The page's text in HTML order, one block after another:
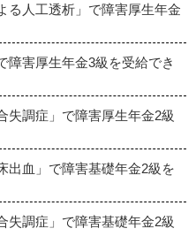
る人工透析」で障害厚生年金
障害厚生年金3級を受給でき
失調症」で障害厚生年金2級
出血」で障害基礎年金2級を
失調症」で障害基礎年金2級